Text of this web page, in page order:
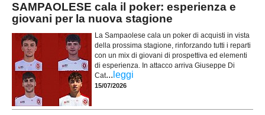
SAMPAOLESE cala il poker: esperienza e
giovani per la nuova stagione
La Sampaolese cala un poker di acquisti in vista
della prossima stagione, rinforzando tutti i reparti
con un mix di giovani di prospettiva ed elementi
di esperienza. In attacco arriva Giuseppe Di
Cat... leggi
15/07/2026